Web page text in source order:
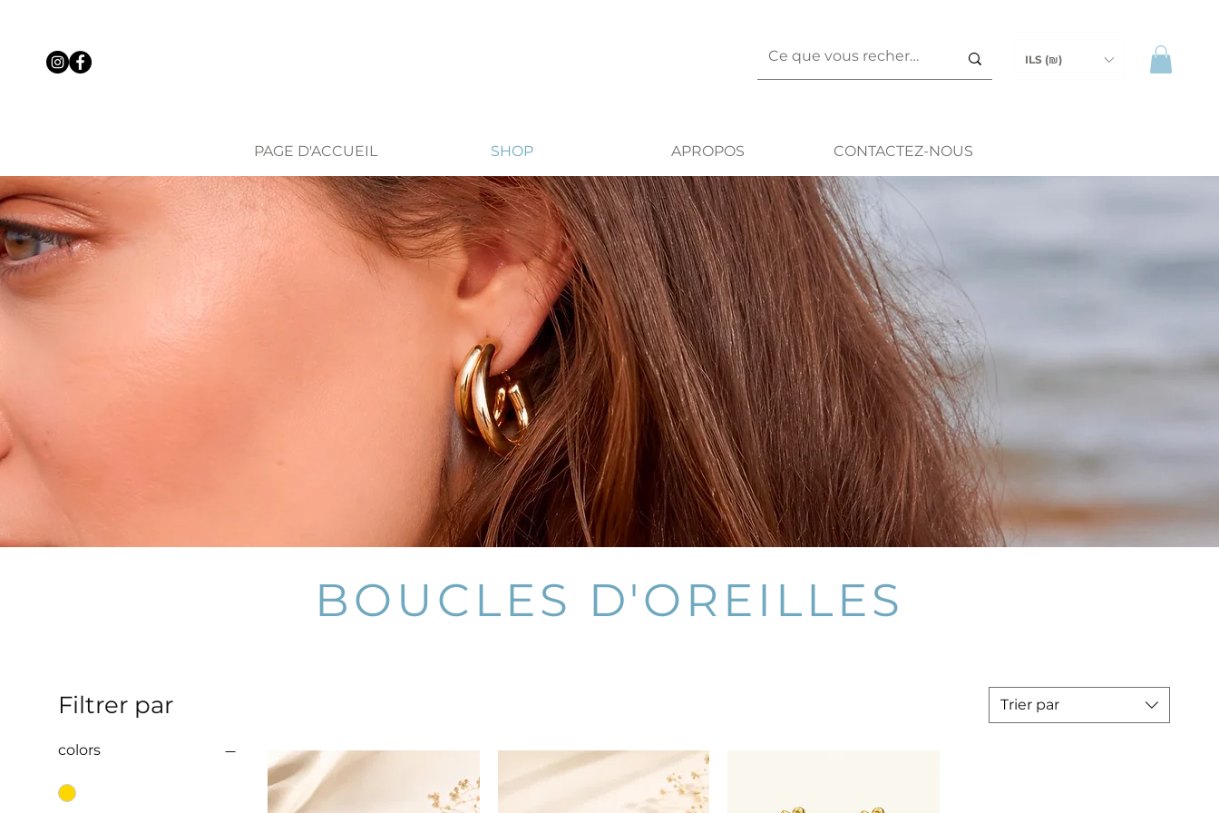
ILS (₪)
PAGE D'ACCUEIL SHOP APROPOS CONTACTEZ-NOUS
BOUCLES D'OREILLES
Filtrer par
colors
Trier par